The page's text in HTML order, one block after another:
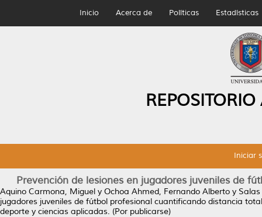
Inicio Acerca de Políticas Estadísticas
Iniciar
Prevención de lesiones en jugadores juveniles de
Aquino Carmona, Miguel y Ochoa Ahmed, Fernando Alberto y
jugadores juveniles de fútbol profesional cuantificando distancia
deporte y ciencias aplicadas. (Por publicarse)